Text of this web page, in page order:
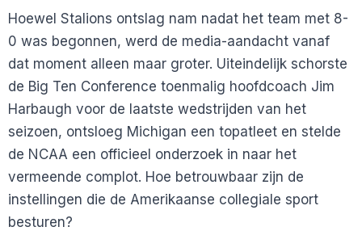
Hoewel Stalions ontslag nam nadat het team met 8-
0 was begonnen, werd de media-aandacht vanaf
dat moment alleen maar groter. Uiteindelijk schorste
de Big Ten Conference toenmalig hoofdcoach Jim
Harbaugh voor de laatste wedstrijden van het
seizoen, ontsloeg Michigan een topatleet en stelde
de NCAA een officieel onderzoek in naar het
vermeende complot. Hoe betrouwbaar zijn de
instellingen die de Amerikaanse collegiale sport
besturen?